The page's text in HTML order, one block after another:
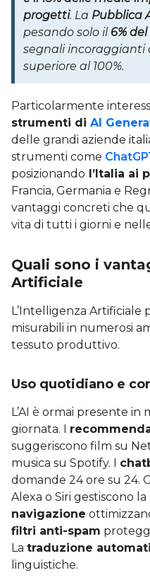
progetti. La Pubblica
pesando solo il 6%
segnali incoraggianti
superiore al 100%.
Particolarmente
strumenti di AI
delle grandi aziende
strumenti come
posizionando l’Italia ai
Francia, Germania e
vantaggi concreti che
vita di tutti i giorni e
Quali sono i
Artificiale
L’Intelligenza Artificiale
misurabili in numerosi
tessuto produttivo.
Uso quotidiano e
L’AI è ormai presente
giornata. I
suggeriscono film su
musica su Spotify. I
domande 24 ore su 24.
Alexa o Siri gestiscono
navigazione
filtri anti-spam
La traduzione
linguistiche.